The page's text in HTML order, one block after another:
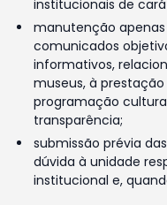
institucionais de
manutenção
comunicados
informativos,
museus, à
programação
transparência;
submissão prévia
dúvida à unidade
institucional e,